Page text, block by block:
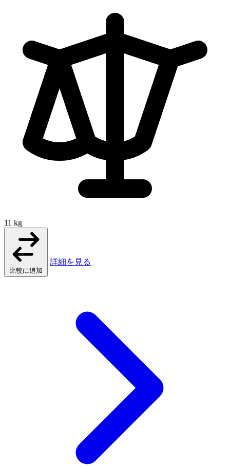
11 kg
比較に追加
詳細を見る